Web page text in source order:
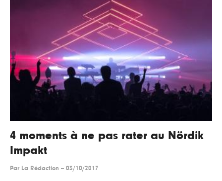
4 moments à ne pas rater au Nördik
Impakt
Par La Rédaction -- 03/10/2017